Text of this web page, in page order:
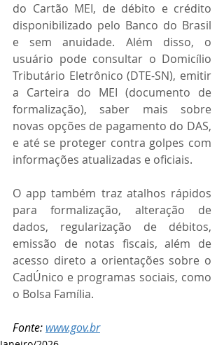
do Cartão MEI, de débito e crédito
disponibilizado pelo Banco do Brasil
e sem anuidade. Além disso, o
usuário pode consultar o Domicílio
Tributário Eletrônico (DTE-SN), emitir
a Carteira do MEI (documento de
formalização), saber mais sobre
novas opções de pagamento do DAS,
e até se proteger contra golpes com
informações atualizadas e oficiais.
O app também traz atalhos rápidos
para formalização, alteração de
dados, regularização de débitos,
emissão de notas fiscais, além de
acesso direto a orientações sobre o
CadÚnico e programas sociais, como
o Bolsa Família.
Fonte: www.gov.br